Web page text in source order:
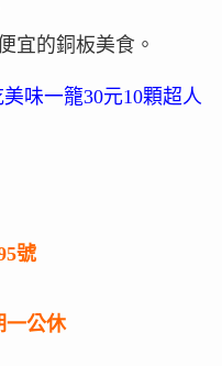
宜的銅板美食。
味一籠30元10顆超人
號
一公休